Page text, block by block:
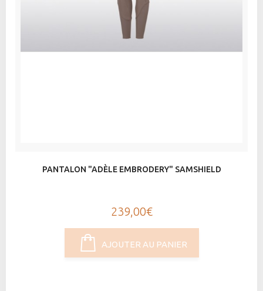
PANTALON "ADÈLE EMBRODERY" SAMSHIELD
239,00€
AJOUTER AU PANIER